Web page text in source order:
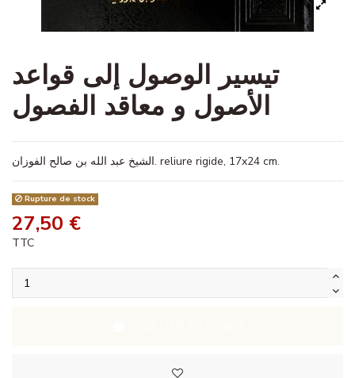
تيسير الوصول إلى قواعد
الأصول و معاقد الفصول
الشيخ عبد الله بن صالح الفوزان. reliure rigide, 17x24 cm.
Rupture de stock
27,50 €
TTC